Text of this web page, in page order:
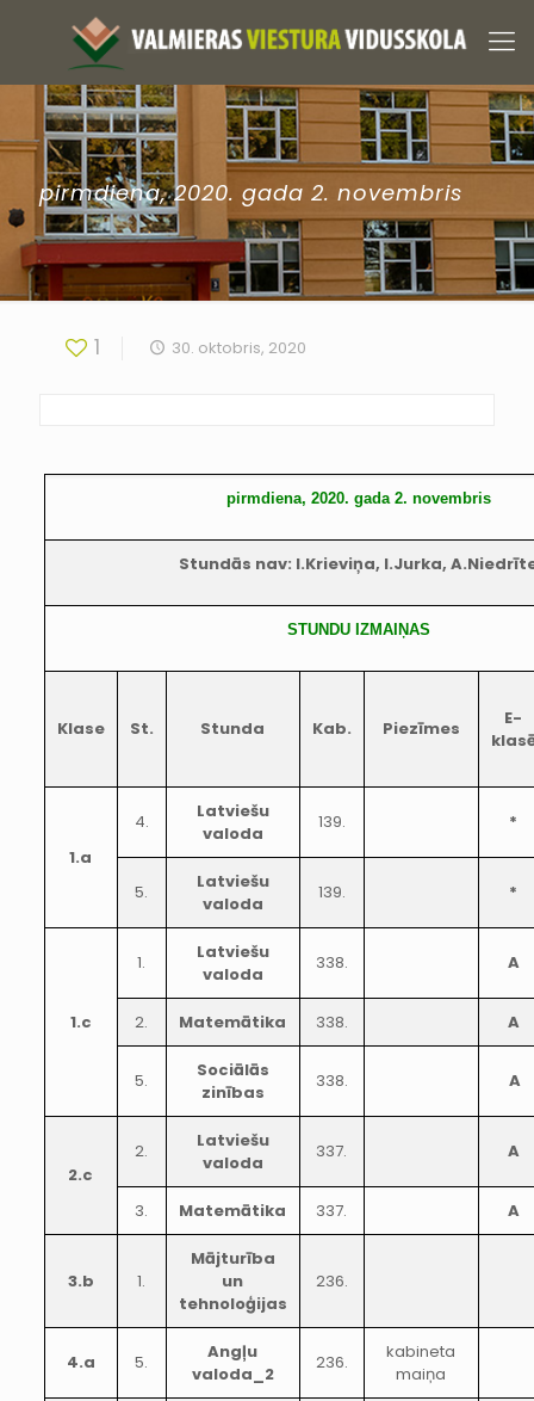
pirmdiena, 2020. gada 2. novembris
1 30. oktobris, 2020
pirmdiena, 2020. gada 2. novembris
Stundās nav: I.Krieviņa, I.Jurka,
STUNDU IZMAIŅAS
Klase St. Stunda Kab. Piezīmes
E-
1.a
4.
Latviešu
valoda
139. *
5.
Latviešu
valoda
139. *
1.c
1.
Latviešu
valoda
338. A
2. Matemātika 338. A
5.
Sociālās
zinības
338. A
2.c
2.
Latviešu
valoda
337. A
3. Matemātika 337. A
3.b 1.
Mājturība
un
tehnoloģijas
236.
4.a 5.
Angļu
valoda_2
236.
kabineta
maiņa